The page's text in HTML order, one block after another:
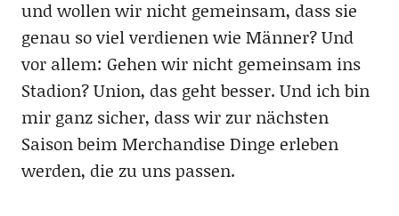
und wollen wir nicht gemeinsam, dass sie
genau so viel verdienen wie Männer? Und
vor allem: Gehen wir nicht gemeinsam ins
Stadion? Union, das geht besser. Und ich bin
mir ganz sicher, dass wir zur nächsten
Saison beim Merchandise Dinge erleben
werden, die zu uns passen.